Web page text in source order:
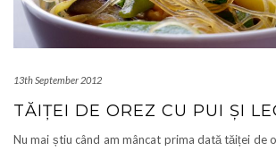
13th September 2012
TĂIȚEI DE OREZ CU PUI ȘI
Nu mai știu când am mâncat prima dată tăiței de